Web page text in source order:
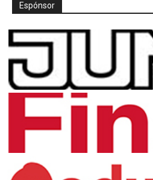
Espónsor